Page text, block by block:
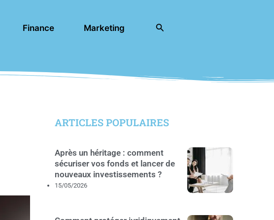
Finance Marketing Rechercher
ARTICLES POPULAIRES
Après un héritage : comment
sécuriser vos fonds et lancer de
nouveaux investissements ?
15/05/2026